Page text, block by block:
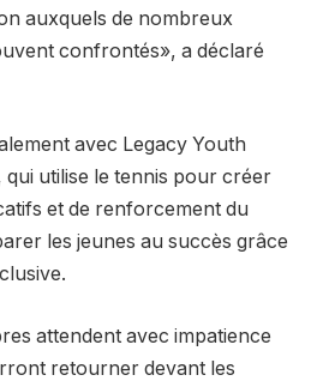
auxquels de nombreux
confrontés», a déclaré
avec Legacy Youth
qui utilise le tennis pour créer
et de renforcement du
les jeunes au succès grâce
attendent avec impatience
retourner devant les